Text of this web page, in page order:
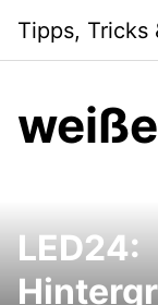
content
Tipps, Tricks
LED24: